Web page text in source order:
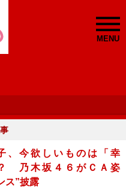
MENU
、今欲しいものは「幸
乃木坂４６がＣＡ姿
ス”披露